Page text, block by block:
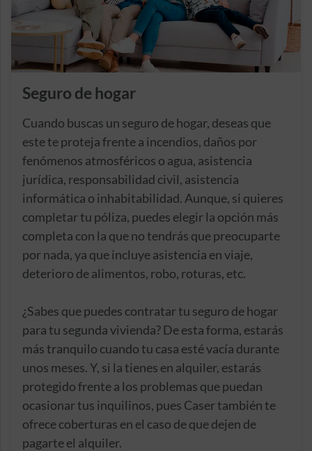
Seguro de hogar
Cuando buscas un seguro de hogar, deseas que
este te proteja frente a incendios, daños por
fenómenos atmosféricos o agua, asistencia
jurídica, responsabilidad civil, asistencia
informática o inhabitabilidad. Aunque, si quieres
completar tu póliza, puedes elegir la opción más
completa con la que no tendrás que preocuparte
por nada, ya que incluye asistencia en viaje,
deterioro de alimentos, robo, roturas, etc.
¿Sabes que puedes contratar tu seguro de hogar
para tu segunda vivienda? De esta forma, estarás
más tranquilo cuando tu casa esté vacía durante
unos meses. Y, si la tienes en alquiler, estarás
protegido frente a los problemas que puedan
ocasionar tus inquilinos, pues Caser también te
ofrece coberturas en el caso de que dejen de
pagarte el alquiler.